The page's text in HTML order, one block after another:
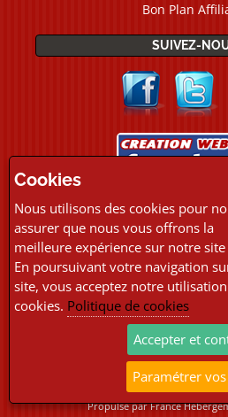
Bon Plan
SUIVEZ-
Copyright © 2026 Location
Tous droits
Propulsé parFrance
Cookies
Nous utilisons des cookies pour
assurer que nous vous offrons la
meilleure expérience sur notre site
En poursuivant votre navigation
site, vous acceptez notre
cookies. Politique de cookies
Accepter et
Paramétrer